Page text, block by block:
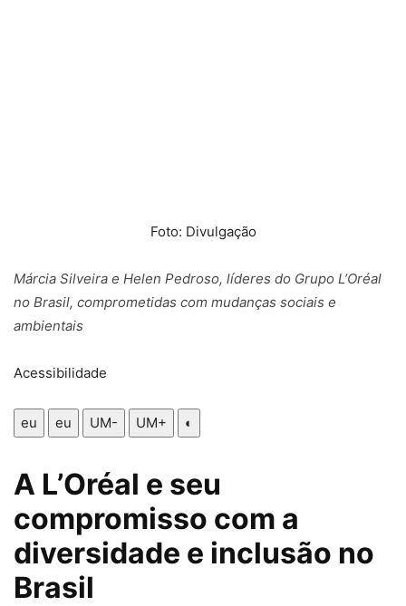
Foto: Divulgação
Márcia Silveira e Helen Pedroso, líderes do Grupo L’Oréal
no Brasil, comprometidas com mudanças sociais e
ambientais
Acessibilidade
eu eu UM- UM+ ◐
A L’Oréal e seu
compromisso com a
diversidade e inclusão no
Brasil